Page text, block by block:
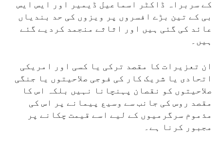
کے سربراہ ڈاکٹر اسماعیل ڈیمیر اور ایس ایس
بی کے تین بڑے افسروں پر ویزوں کی حد بندیاں
عائد کی گئی ہیں اور اثاثے منجمد کردیے گئے
ہیں۔
ان تعزیرات کا مقصد ترکی یا کسی اور امریکی
اتحادی یا شریک کار کی فوجی صلاحیتوں یا جنگی
صلاحیتوں کو نقصان پہنچانا نہیں بلکہ اس کا
مقصد روس کی جانب سے وسیع پیمانے پر اس کی
مذموم سرگرمیوں کے لیے اسے قیمت چکانے پر
مجبور کرنا ہے۔